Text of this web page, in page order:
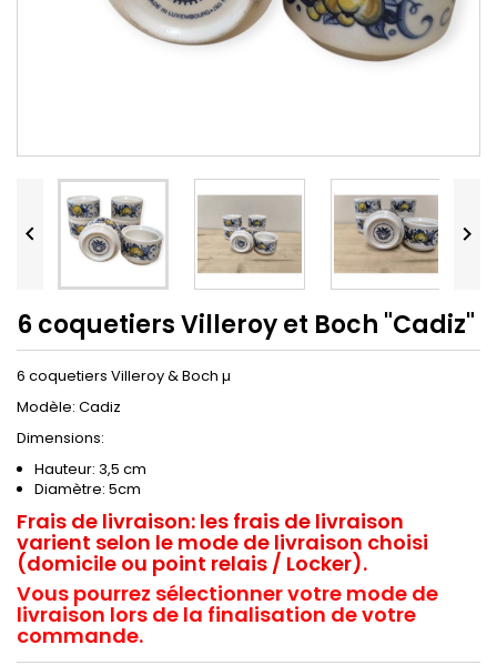
 
6 coquetiers Villeroy et Boch "Cadiz"
6 coquetiers Villeroy & Boch µ
Modèle: Cadiz
Dimensions:
Hauteur: 3,5 cm
Diamètre: 5cm
Frais de livraison: les frais de livraison
varient selon le mode de livraison choisi
(domicile ou point relais / Locker).
Vous pourrez sélectionner votre mode de
livraison lors de la finalisation de votre
commande.